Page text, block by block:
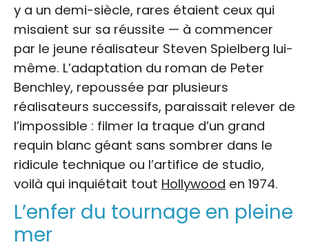
y a un demi-siècle, rares étaient ceux qui
misaient sur sa réussite — à commencer
par le jeune réalisateur Steven Spielberg lui-
même. L’adaptation du roman de Peter
Benchley, repoussée par plusieurs
réalisateurs successifs, paraissait relever de
l’impossible : filmer la traque d’un grand
requin blanc géant sans sombrer dans le
ridicule technique ou l’artifice de studio,
voilà qui inquiétait tout Hollywood en 1974.
L’enfer du tournage en pleine
mer